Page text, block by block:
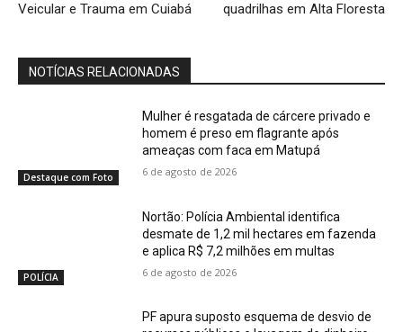
Veicular e Trauma em Cuiabá
quadrilhas em Alta Floresta
NOTÍCIAS RELACIONADAS
Destaque com Foto
Mulher é resgatada de cárcere privado e
homem é preso em flagrante após
ameaças com faca em Matupá
6 de agosto de 2026
POLÍCIA
Nortão: Polícia Ambiental identifica
desmate de 1,2 mil hectares em fazenda
e aplica R$ 7,2 milhões em multas
6 de agosto de 2026
PF apura suposto esquema de desvio de